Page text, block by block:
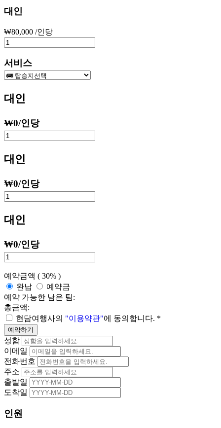
대인
₩80,000 /인당
서비스
대인
₩0/인당
대인
₩0/인당
대인
₩0/인당
예약금액 ( 30% )
완납
예약금
예약 가능한 남은 팀:
총금액:
현담여행사의 "이용약관"에 동의합니다. *
예약하기
성함
이메일
전화번호
주소
출발일
도착일
인원